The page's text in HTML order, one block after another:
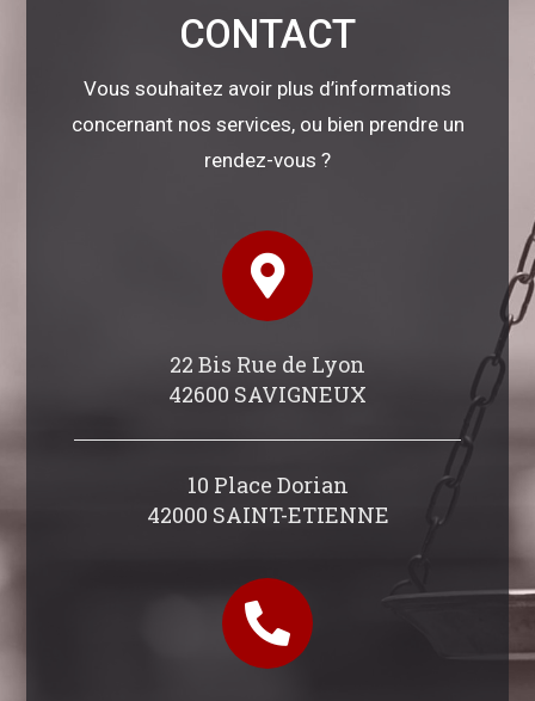
CONTACT
Vous souhaitez avoir plus d’informations
concernant nos services, ou bien prendre un
rendez-vous ?
22 Bis Rue de Lyon
42600 SAVIGNEUX
10 Place Dorian
42000 SAINT-ETIENNE